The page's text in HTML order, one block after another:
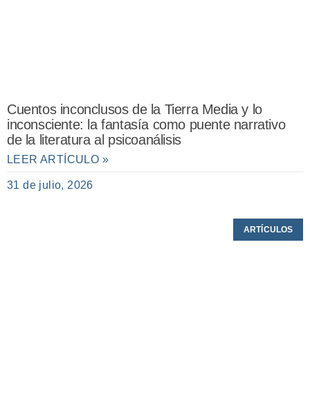
Cuentos inconclusos de la Tierra Media y lo
inconsciente: la fantasía como puente narrativo
de la literatura al psicoanálisis
LEER ARTÍCULO »
31 de julio, 2026
ARTÍCULOS